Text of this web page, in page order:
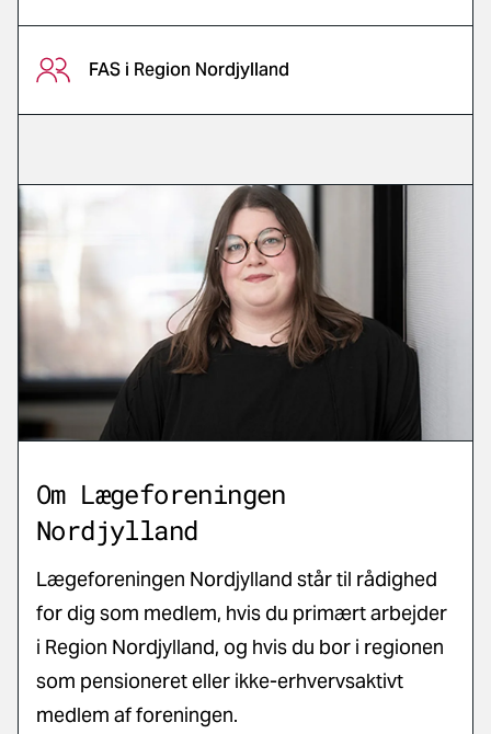
FAS i Region Nordjylland
Om Lægeforeningen
Nordjylland
Lægeforeningen Nordjylland står til rådighed
for dig som medlem, hvis du primært arbejder
i Region Nordjylland, og hvis du bor i regionen
som pensioneret eller ikke-erhvervsaktivt
medlem af foreningen.